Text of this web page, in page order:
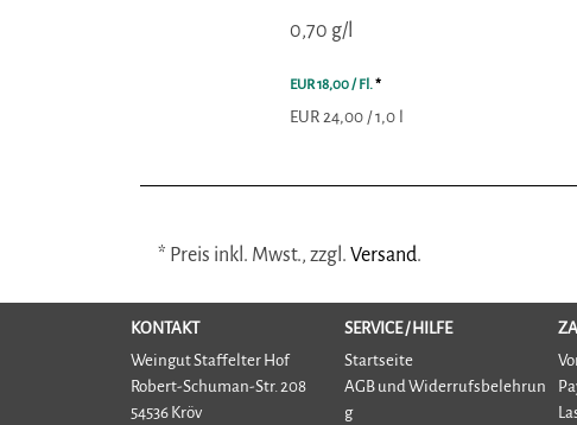
0,70 g/l
EUR 18,00/ Fl.*
EUR 24,00 / 1,0 l
* Preis inkl. Mwst., zzgl. Versand.
KONTAKT
Weingut Staffelter Hof
Robert-Schuman-Str. 208
54536 Kröv
SERVICE / HILFE
Startseite
AGB und Widerrufsbelehrun
g